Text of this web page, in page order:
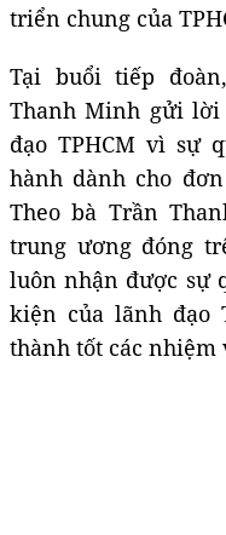
triển chung của
Tại buổi tiếp
Thanh Minh gửi
đạo TPHCM vì sự
hành dành cho
Theo bà Trần
trung ương đóng
luôn nhận được sự
kiện của lãnh đạo
thành tốt các